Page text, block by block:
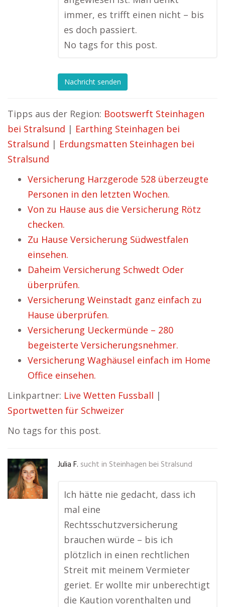
immer, es trifft einen nicht – bis
es doch passiert.
No tags for this post.
Nachricht senden
Tipps aus der Region: Bootswerft Steinhagen
bei Stralsund | Earthing Steinhagen bei
Stralsund | Erdungsmatten Steinhagen bei
Stralsund
Versicherung Harzgerode 528 überzeugte
Personen in den letzten Wochen.
Von zu Hause aus die Versicherung Rötz
checken.
Zu Hause Versicherung Südwestfalen
einsehen.
Daheim Versicherung Schwedt Oder
überprüfen.
Versicherung Weinstadt ganz einfach zu
Hause überprüfen.
Versicherung Ueckermünde – 280
begeisterte Versicherungsnehmer.
Versicherung Waghäusel einfach im Home
Office einsehen.
Linkpartner: Live Wetten Fussball |
Sportwetten für Schweizer
No tags for this post.
Julia F. sucht in Steinhagen bei Stralsund
Ich hätte nie gedacht, dass ich
mal eine
Rechtsschutzversicherung
brauchen würde – bis ich
plötzlich in einen rechtlichen
Streit mit meinem Vermieter
geriet. Er wollte mir unberechtigt
die Kaution vorenthalten und